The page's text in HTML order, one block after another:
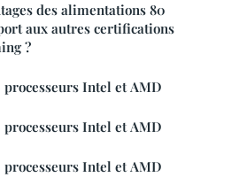
des alimentations 80
aux autres certifications
?
Intel et AMD
Intel et AMD
Intel et AMD